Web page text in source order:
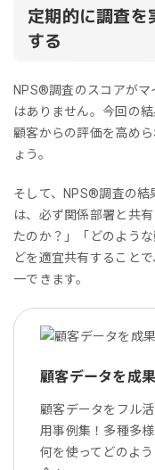
定期的に調査を
する
NPS®︎調査のスコアが
はありません。今回の
顧客からの評価を高め
ょう。
そして、NPS®︎調査の結
は、必ず関係部署と共
たのか？」「どのよう
どを適宜共有すること
一できます。
顧客データを成
顧客データをフル
用事例集！多種多
何を使ってどのよ